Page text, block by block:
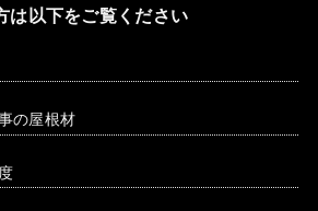
は以下をご覧ください
の屋根材